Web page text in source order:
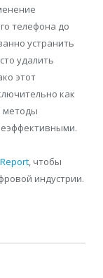
телефона до
устранить
удалить
этот
как
методы
, чтобы
индустрии.